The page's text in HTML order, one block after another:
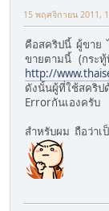
15 พฤศจิกายน 2011,
คือสคริปนี้ ผู้ขาย
ขายตามนี้ (กระทู้
http://
ดังนั้นผู้ที่ใช้สคริป
Errorกันเองครับ
สำหรับผม ถือว่า